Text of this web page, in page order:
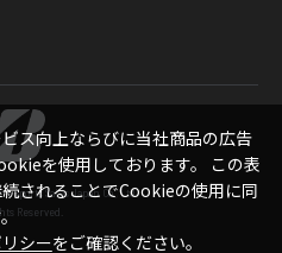
Sports Sales Japan Co., Ltd.
Reserved.
ス向上ならびに当社商品の広告
を使用しております。 この表
されることでCookieの使用に同
シーをご確認ください。